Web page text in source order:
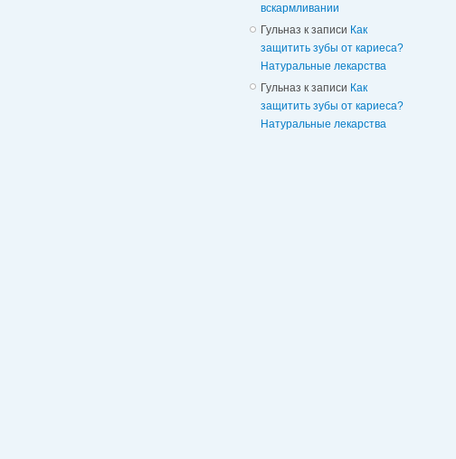
вскармливании
Гульназ к записи Как
защитить зубы от кариеса?
Натуральные лекарства
Гульназ к записи Как
защитить зубы от кариеса?
Натуральные лекарства